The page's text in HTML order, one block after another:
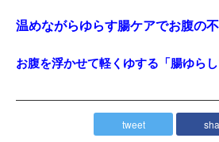
温めながらゆらす腸ケアでお腹の
お腹を浮かせて軽くゆする「腸ゆらし
tweet